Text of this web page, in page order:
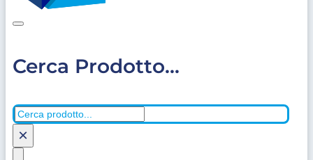
Cerca Prodotto...
Cerca
×